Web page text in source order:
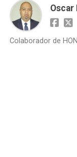
Oscar
Colaborador de